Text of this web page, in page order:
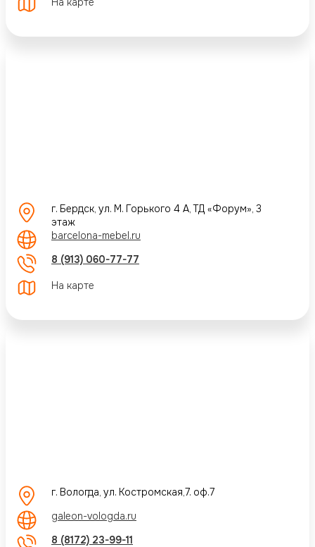
г. Бердск, ул. М. Горького 4 А, ТД «Форум», 3
этаж
barcelona-mebel.ru
8 (913) 060-77-77
На карте
г. Вологда, ул. Костромская,7. оф.7
galeon-vologda.ru
8 (8172) 23-99-11